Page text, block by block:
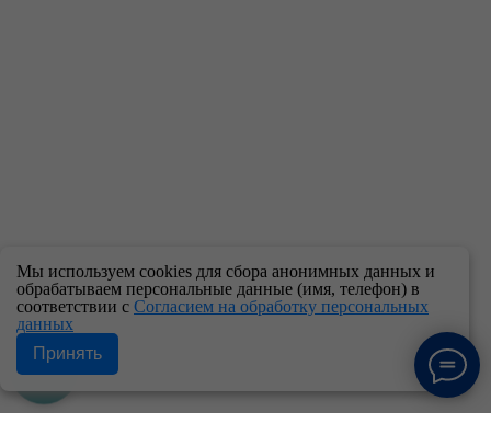
Мы используем cookies для сбора анонимных данных и
обрабатываем персональные данные (имя, телефон) в
соответствии с Согласием на обработку персональных
данных
Принять